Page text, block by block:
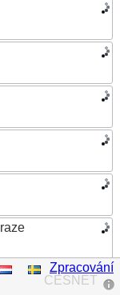
CESNET
Zpracování